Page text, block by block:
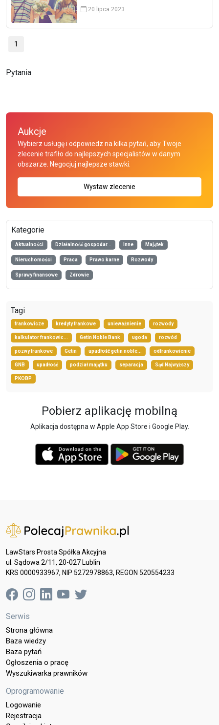
20 lipca 2023
1
Pytania
Aukcje
Wybierz usługę i odpowiedz na kilka pytań, aby Twoje
zlecenie trafiło do najlepszych specjalistów w danym
obszarze. Negocjuj najlepsze stawki.
Wystaw zlecenie
Kategorie
Aktualności Działalność gospodar... Inne Majątek
Nieruchomości Praca Prawo karne Rozwody
Sprawy finansowe Zdrowie
Tagi
frankowicze kredyty frankowe unieważnienie rozwody
kalkulator frankowic... Getin Noble Bank ugoda rozwód
pozwy frankowe Getin upadłość getin noble... odfrankowienie
GNB upadłość podział majątku separacja Sąd Najwyższy
PKOBP
Pobierz aplikację mobilną
Aplikacja dostępna w Apple App Store i Google Play.
LawStars Prosta Spółka Akcyjna
ul. Sądowa 2/11, 20-027 Lublin
KRS 0000933967, NIP 5272978863, REGON 520554233
Serwis
Strona główna
Baza wiedzy
Baza pytań
Ogłoszenia o pracę
Wyszukiwarka prawników
Oprogramowanie
Logowanie
Rejestracja